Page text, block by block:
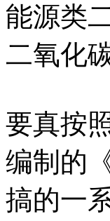
能源类
二氧化
要真按
编制的
搞的一